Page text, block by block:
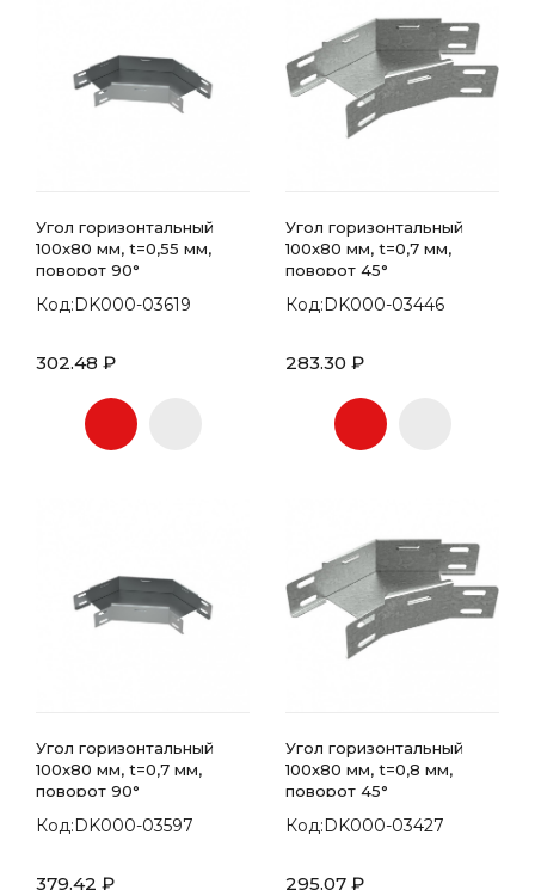
Угол горизонтальный
100x80 мм, t=0,55 мм,
поворот 90°
Код:DK000-03619
302.48 ₽
Угол горизонтальный
100x80 мм, t=0,7 мм,
поворот 45°
Код:DK000-03446
283.30 ₽
Угол горизонтальный
100x80 мм, t=0,7 мм,
поворот 90°
Код:DK000-03597
379.42 ₽
Угол горизонтальный
100x80 мм, t=0,8 мм,
поворот 45°
Код:DK000-03427
295.07 ₽